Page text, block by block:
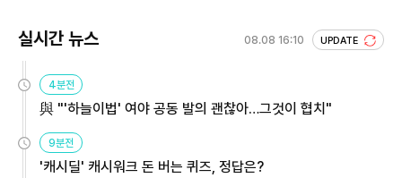
실시간 뉴스 08.08 16:10 UPDATE
4분전
與 "'하늘이법' 여야 공동 발의 괜찮아…그것이 협치"
9분전
'캐시딜' 캐시워크 돈 버는 퀴즈, 정답은?